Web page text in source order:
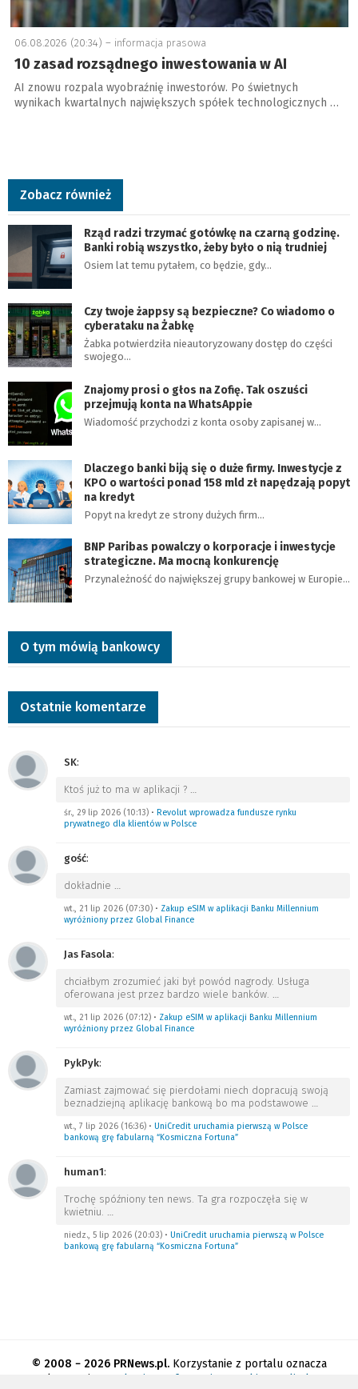
06.08.2026 (20:34) – informacja prasowa
10 zasad rozsądnego inwestowania w AI
AI znowu rozpala wyobraźnię inwestorów. Po świetnych
wynikach kwartalnych największych spółek technologicznych …
Zobacz również
Rząd radzi trzymać gotówkę na czarną godzinę.
Banki robią wszystko, żeby było o nią trudniej
Osiem lat temu pytałem, co będzie, gdy…
Czy twoje żappsy są bezpieczne? Co wiadomo o
cyberataku na Żabkę
Żabka potwierdziła nieautoryzowany dostęp do części
swojego…
Znajomy prosi o głos na Zofię. Tak oszuści
przejmują konta na WhatsAppie
Wiadomość przychodzi z konta osoby zapisanej w…
Dlaczego banki biją się o duże firmy. Inwestycje z
KPO o wartości ponad 158 mld zł napędzają popyt
na kredyt
Popyt na kredyt ze strony dużych firm…
BNP Paribas powalczy o korporacje i inwestycje
strategiczne. Ma mocną konkurencję
Przynależność do największej grupy bankowej w Europie…
O tym mówią bankowcy
Ostatnie komentarze
SK:
Ktoś już to ma w aplikacji ?
śr., 29 lip 2026 (10:13) • Revolut wprowadza fundusze rynku
prywatnego dla klientów w Polsce
gość:
dokładnie
wt., 21 lip 2026 (07:30) • Zakup eSIM w aplikacji Banku Millennium
wyróżniony przez Global Finance
Jas Fasola:
chciałbym zrozumieć jaki był powód nagrody. Usługa
oferowana jest przez bardzo wiele banków.
wt., 21 lip 2026 (07:12) • Zakup eSIM w aplikacji Banku Millennium
wyróżniony przez Global Finance
PykPyk:
Zamiast zajmować się pierdołami niech dopracują swoją
beznadziejną aplikację bankową bo ma podstawowe
wt., 7 lip 2026 (16:36) • UniCredit uruchamia pierwszą w Polsce
bankową grę fabularną “Kosmiczna Fortuna”
human1:
Trochę spóźniony ten news. Ta gra rozpoczęła się w
kwietniu.
niedz., 5 lip 2026 (20:03) • UniCredit uruchamia pierwszą w Polsce
bankową grę fabularną “Kosmiczna Fortuna”
© 2008 − 2026 PRNews.pl.Korzystanie z portalu oznacza
akceptację
regulaminu Informacja o cookies
Polityka